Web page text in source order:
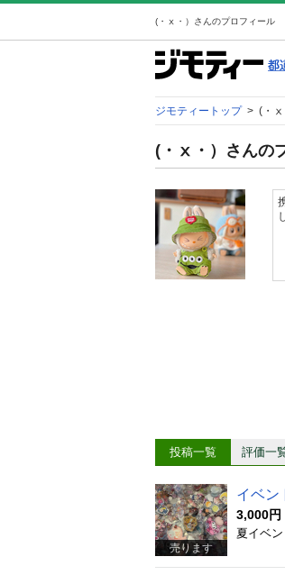
(・ⅹ・）さんのプロフィール
ジモティートップ > (・ⅹ
(・ⅹ・）さんの
投稿一覧 評価一
売ります
イベン
3,000円
夏イベ